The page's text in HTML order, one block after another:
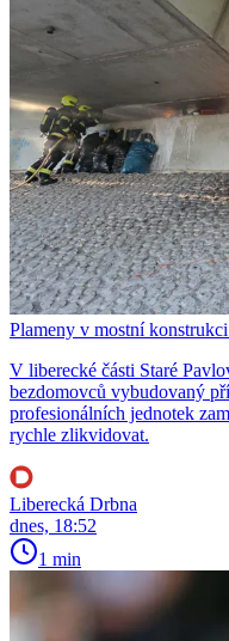
Plameny v mostní
V liberecké části Staré
bezdomovců vybudovaný
profesionálních jednotek
rychle zlikvidovat.
Liberecká Drbna
dnes, 18:52
1 min